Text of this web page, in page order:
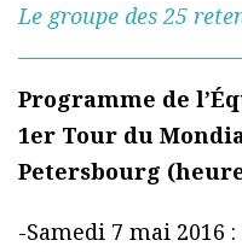
Le groupe des 25
Programme de
1er Tour du
Petersbourg
-Samedi 7 mai 2016